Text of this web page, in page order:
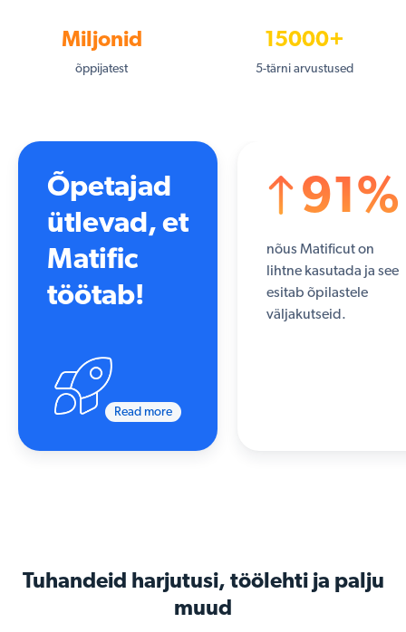
Miljonid
õppijatest
15000+
5-tärni arvustused
Õpetajad
ütlevad, et
Matific
töötab!
Read more
91%
nõus Matificut on
lihtne kasutada ja see
esitab õpilastele
väljakutseid.
Tuhandeid harjutusi, töölehti ja palju
muud